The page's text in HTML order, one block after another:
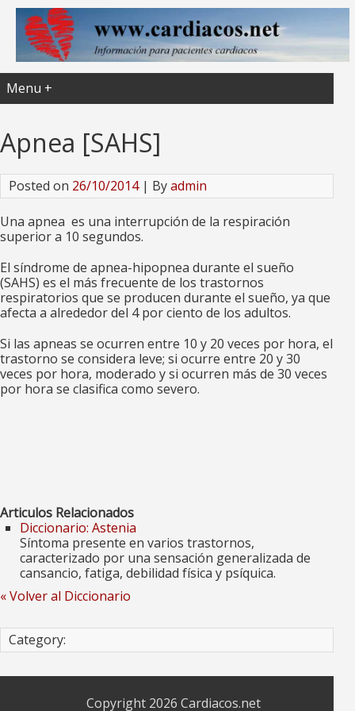
Menu +
Apnea [SAHS]
Posted on 26/10/2014| Byadmin
Una apnea es una interrupción de la respiración
superior a 10 segundos.
El síndrome de apnea-hipopnea durante el sueño
(SAHS) es el más frecuente de los trastornos
respiratorios que se producen durante el sueño, ya que
afecta a alrededor del 4 por ciento de los adultos.
Si las apneas se ocurren entre 10 y 20 veces por hora, el
trastorno se considera leve; si ocurre entre 20 y 30
veces por hora, moderado y si ocurren más de 30 veces
por hora se clasifica como severo.
Articulos Relacionados
Diccionario: Astenia
Síntoma presente en varios trastornos,
caracterizado por una sensación generalizada de
cansancio, fatiga, debilidad física y psíquica.
« Volver al Diccionario
Category:
Copyright 2026 Cardiacos.net